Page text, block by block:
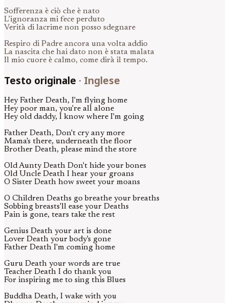
Sofferenza è ciò che è nato
L’ignoranza mi fece perduto
Verità di lacrime non posso sdegnare
Respiro di Padre ancora una volta addio
La nascita che hai dato non è stata malata
Il mio cuore è calmo, come dirà il tempo.
Testo originale · Inglese
Hey Father Death, I'm flying home
Hey poor man, you're all alone
Hey old daddy, I know where I'm going
Father Death, Don't cry any more
Mama's there, underneath the floor
Brother Death, please mind the store
Old Aunty Death Don't hide your bones
Old Uncle Death I hear your groans
O Sister Death how sweet your moans
O Children Deaths go breathe your breaths
Sobbing breasts'll ease your Deaths
Pain is gone, tears take the rest
Genius Death your art is done
Lover Death your body's gone
Father Death I'm coming home
Guru Death your words are true
Teacher Death I do thank you
For inspiring me to sing this Blues
Buddha Death, I wake with you